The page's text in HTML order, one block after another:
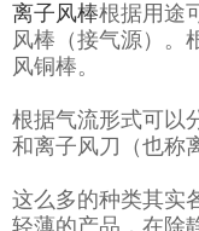
离子风棒根据用途
风棒（接气源）。
风铜棒。
根据气流形式可以
和离子风刀（也称
这么多的种类其实
轻薄的产品，在除